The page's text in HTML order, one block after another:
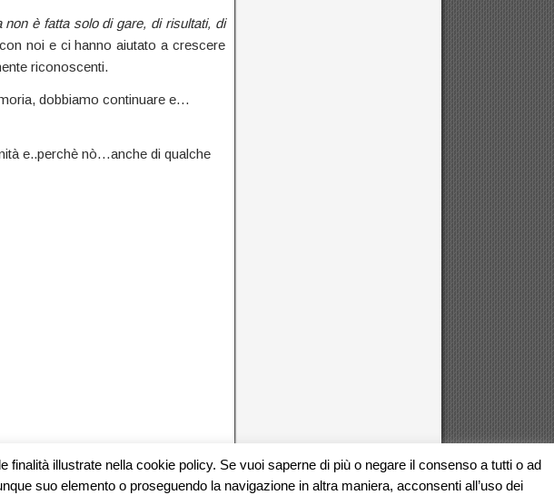
non è fatta solo di gare, di risultati, di
noi e ci hanno aiutato a crescere
riconoscenti.
dobbiamo continuare e…
e..perchè nò…anche di qualche
Next Post →
illustrate nella cookie policy. Se vuoi saperne di più o negare il consenso a tutti o ad
suo elemento o proseguendo la navigazione in altra maniera, acconsenti all’uso dei